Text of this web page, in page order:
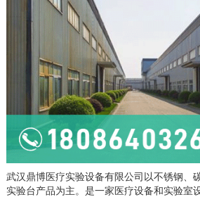
武汉鼎博医疗实验设备有限公司以不锈钢、
实验台产品为主。是一家医疗设备和实验室